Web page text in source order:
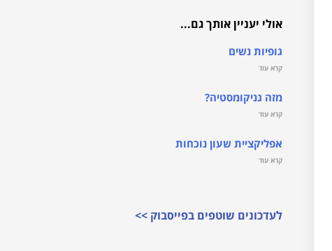
אולי יעניין אותך גם...
גופיות נשים
קרא עוד
מזה גניקומסטיה?
קרא עוד
אפליקציית שעון נוכחות
קרא עוד
לעדכונים שוטפים בפייסבוק >>